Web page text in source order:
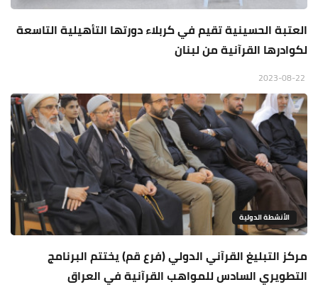
العتبة الحسينية تقيم في كربلاء دورتها التأهيلية التاسعة
لكوادرها القرآنية من لبنان
الأنشطة الدولية
مركز التبليغ القرآني الدولي (فرع قم) يختتم البرنامج
التطويري السادس للمواهب القرآنية في العراق